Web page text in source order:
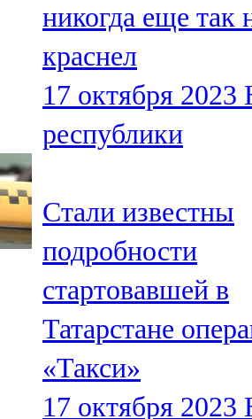
никогда еще так
краснел
17 октября 2023
республики
Стали известны
подробности
стартовавшей в
Татарстане
«Такси»
17 октября 2023